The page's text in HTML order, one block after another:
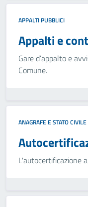
APPALTI PUBBLICI
Appalti e
Gare d’appalto e
Comune.
ANAGRAFE E STATO CIVILE
L'autocertificazione